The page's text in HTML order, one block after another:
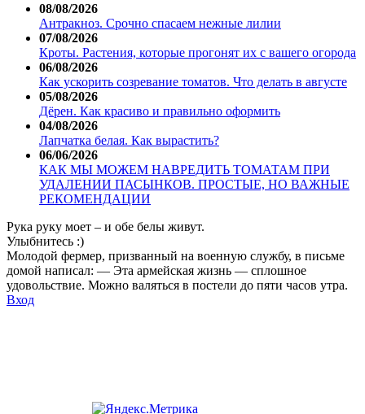
08/08/2026
Антракноз. Срочно спасаем нежные лилии
07/08/2026
Кроты. Растения, которые прогонят их с вашего огорода
06/08/2026
Как ускорить созревание томатов. Что делать в августе
05/08/2026
Дёрен. Как красиво и правильно оформить
04/08/2026
Лапчатка белая. Как вырастить?
06/06/2026
КАК МЫ МОЖЕМ НАВРЕДИТЬ ТОМАТАМ ПРИ
УДАЛЕНИИ ПАСЫНКОВ. ПРОСТЫЕ, НО ВАЖНЫЕ
РЕКОМЕНДАЦИИ
Рука руку моет – и обе белы живут.
Улыбнитесь :)
Молодой фермер, призванный на военную службу, в письме
домой написал: — Эта армейская жизнь — сплошное
удовольствие. Можно валяться в постели до пяти часов утра.
Вход